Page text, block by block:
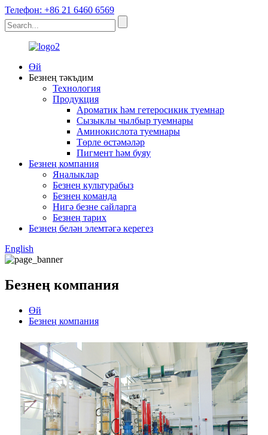
Телефон: +86 21 6460 6569
Өй
Безнең тәкъдим
Технология
Продукция
Ароматик һәм гетеросикик туемнар
Сызыклы чылбыр туемнары
Аминокислота туемнары
Төрле өстәмәләр
Пигмент һәм буяу
Безнең компания
Яңалыклар
Безнең культурабыз
Безнең команда
Нигә безне сайларга
Безнең тарих
Безнең белән элемтәгә керегез
English
Безнең компания
Өй
Безнең компания